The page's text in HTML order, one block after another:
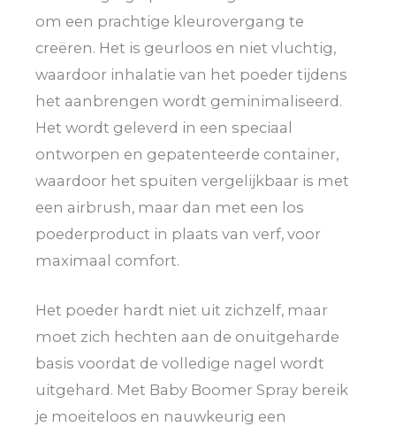
om een prachtige kleurovergang te
creëren. Het is geurloos en niet vluchtig,
waardoor inhalatie van het poeder tijdens
het aanbrengen wordt geminimaliseerd.
Het wordt geleverd in een speciaal
ontworpen en gepatenteerde container,
waardoor het spuiten vergelijkbaar is met
een airbrush, maar dan met een los
poederproduct in plaats van verf, voor
maximaal comfort.
Het poeder hardt niet uit zichzelf, maar
moet zich hechten aan de onuitgeharde
basis voordat de volledige nagel wordt
uitgehard. Met Baby Boomer Spray bereik
je moeiteloos en nauwkeurig een